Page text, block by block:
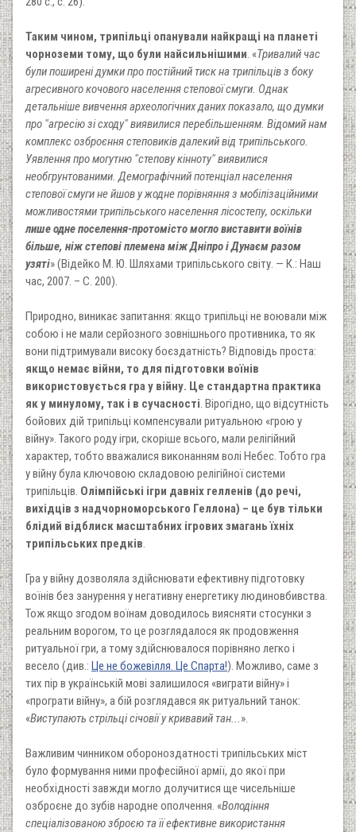
Таким чином, трипільці опанували найкращі на планеті
чорноземи тому, що були найсильнішими. «Тривалий час
були поширені думки про постійний тиск на трипільців з боку
агресивного кочового населення степової смуги. Однак
детальніше вивчення археологічних даних показало, що думки
про "агресію зі сходу" виявилися перебільшенням. Відомий нам
комплекс озброєння степовиків далекий від трипільського.
Уявлення про могутню "степову кінноту" виявилися
необгрунтованими. Демографічний потенціал населення
степової смуги не йшов у жодне порівняння з мобілізаційними
можливостями трипільського населення лісостепу, оскільки
лише одне поселення-протомісто могло виставити воїнів
більше, ніж степові племена між Дніпро і Дунаєм разом
узяті» (Відейко М. Ю. Шляхами трипільського світу. — К.: Наш
час, 2007. – С. 200).
Природно, виникає запитання: якщо трипільці не воювали між
собою і не мали серйозного зовнішнього противника, то як
вони підтримували високу боєздатність? Відповідь проста:
якщо немає війни, то для підготовки воїнів
використовується гра у війну. Це стандартна практика
як у минулому, так і в сучасності. Вірогідно, що відсутність
бойових дій трипільці компенсували ритуальною «грою у
війну». Такого роду ігри, скоріше всього, мали релігійний
характер, тобто вважалися виконанням волі Небес. Тобто гра
у війну була ключовою складовою релігійної системи
трипільців. Олімпійські ігри давніх гелленів (до речі,
вихідців з надчорноморського Геллона) – це був тільки
блідий відблиск масштабних ігрових змагань їхніх
трипільських предків.
Гра у війну дозволяла здійснювати ефективну підготовку
воїнів без занурення у негативну енергетику людиновбивства.
Тож якщо згодом воїнам доводилось виясняти стосунки з
реальним ворогом, то це розглядалося як продовження
ритуальної гри, а тому здійснювалося порівняно легко і
весело (див.: Це не божевілля. Це Спарта!). Можливо, саме з
тих пір в українській мові залишилося «виграти війну» і
«програти війну», а бій розглядався як ритуальний танок:
«Виступають стрільці січовії у кривавий тан...».
Важливим чинником обороноздатності трипільських міст
було формування ними професійної армії, до якої при
необхідності завжди могло долучитися ще чисельніше
озброєне до зубів народне ополчення. «Володіння
спеціалізованою зброєю та її ефективне використання